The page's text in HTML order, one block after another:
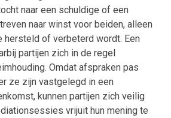
naar een schuldige of een
naar winst voor beiden, alleen
hersteld of verbeterd wordt. Een
partijen zich in de regel
Omdat afspraken pas
ze zijn vastgelegd in een
kunnen partijen zich veilig
vrijuit hun mening te